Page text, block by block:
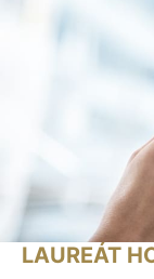
LAUREÁT